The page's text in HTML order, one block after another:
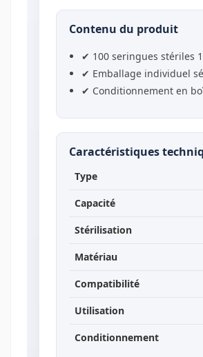
Contenu du produit
✔ 100 seringues stériles
✔ Emballage individuel
✔ Conditionnement en
Caractéristiques
Type
Capacité
Stérilisation
Matériau
Compatibilité
Utilisation
Conditionnement